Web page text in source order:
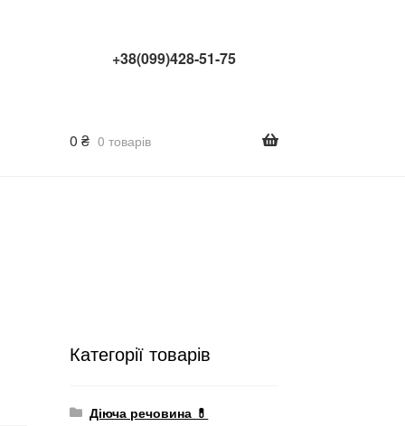
+38(099)428-51-75
0 ₴ 0 товарів
Категорії товарів
Діюча речовина 💊